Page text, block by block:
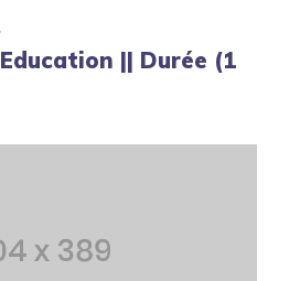
|| Durée (1